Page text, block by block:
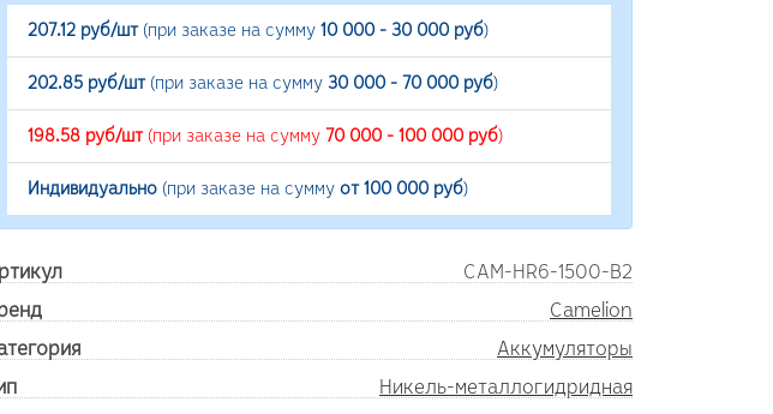
207.12 руб/шт(при заказе на сумму 10 000 - 30 000 руб)
202.85 руб/шт(при заказе на сумму 30 000 - 70 000 руб)
198.58 руб/шт(при заказе на сумму 70 000 - 100 000 руб)
Индивидуально (при заказе на сумму от 100 000 руб)
CAM-HR6-1500-B2
Camelion
Аккумуляторы
Никель-металлогидридная